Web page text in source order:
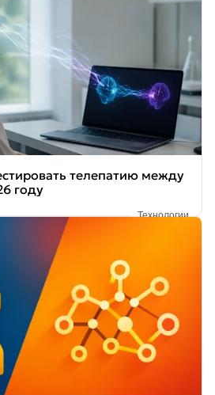
телепатию между
году
Технологии